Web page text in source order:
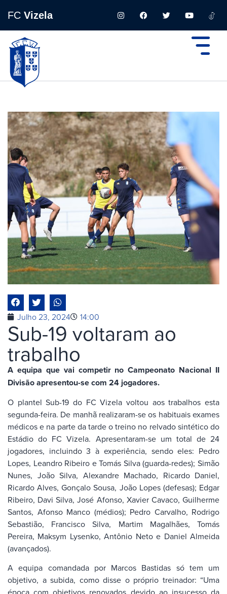
FC Vizela
Julho 23, 2024 14:00
Sub-19 voltaram ao
trabalho
A equipa que vai competir no Campeonato Nacional II
Divisão apresentou-se com 24 jogadores.
O plantel Sub-19 do FC Vizela voltou aos trabalhos esta
segunda-feira. De manhã realizaram-se os habituais exames
médicos e na parte da tarde o treino no relvado sintético do
Estádio do FC Vizela. Apresentaram-se um total de 24
jogadores, incluindo 3 à experiência, sendo eles: Pedro
Lopes, Leandro Ribeiro e Tomás Silva (guarda-redes); Simão
Nunes, João Silva, Alexandre Machado, Ricardo Daniel,
Ricardo Alves, Gonçalo Sousa, João Lopes (defesas); Edgar
Ribeiro, Davi Silva, José Afonso, Xavier Cavaco, Guilherme
Santos, Afonso Manco (médios); Pedro Carvalho, Rodrigo
Sebastião, Francisco Silva, Martim Magalhães, Tomás
Pereira, Maksym Lysenko, Antônio Neto e Daniel Almeida
(avançados).
A equipa comandada por Marcos Bastidas só tem um
objetivo, a subida, como disse o próprio treinador: “Uma